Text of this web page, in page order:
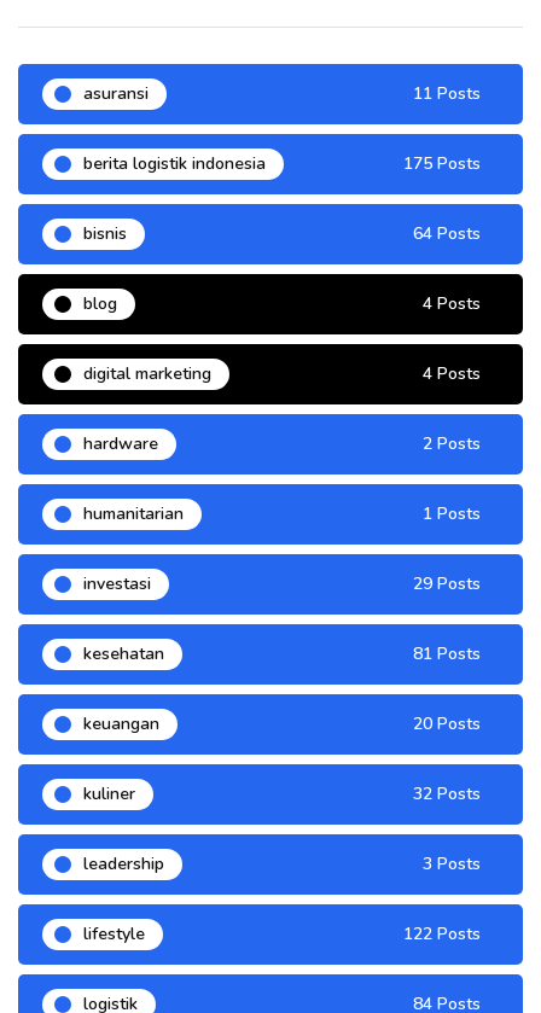
asuransi 11 Posts
berita logistik indonesia 175 Posts
bisnis 64 Posts
blog 4 Posts
digital marketing 4 Posts
hardware 2 Posts
humanitarian 1 Posts
investasi 29 Posts
kesehatan 81 Posts
keuangan 20 Posts
kuliner 32 Posts
leadership 3 Posts
lifestyle 122 Posts
logistik 84 Posts